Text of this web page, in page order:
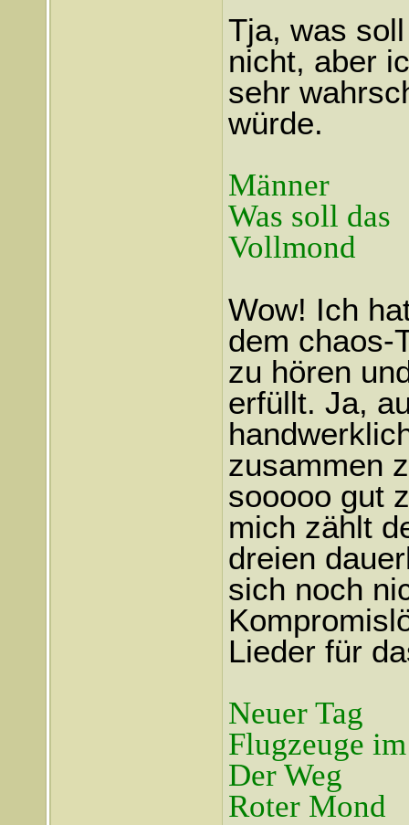
Tja, was
nicht, aber
sehr
würde.
Männer
Was soll das
Vollmond
Wow! Ich
dem chaos-
zu hören
erfüllt. Ja,
zusammen
sooooo gut
mich zählt
dreien
sich noch
Lieder für
Neuer Tag
Flugzeuge
Der Weg
Roter Mond